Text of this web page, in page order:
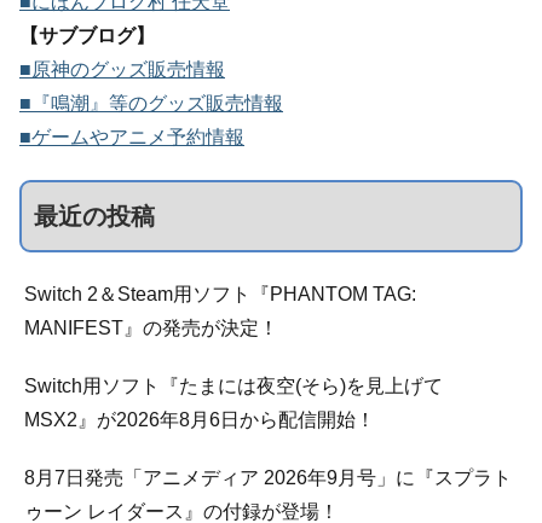
【サブブログ】
■原神のグッズ販売情報
■『鳴潮』等のグッズ販売情報
■ゲームやアニメ予約情報
最近の投稿
Switch 2＆Steam用ソフト『PHANTOM TAG:
MANIFEST』の発売が決定！
Switch用ソフト『たまには夜空(そら)を見上げて
MSX2』が2026年8月6日から配信開始！
8月7日発売「アニメディア 2026年9月号」に『スプラト
ゥーン レイダース』の付録が登場！